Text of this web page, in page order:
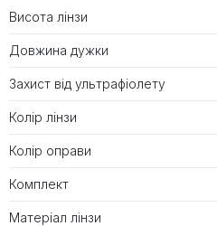
Висота лінзи
Довжина дужки
Захист від ультрафіолету
Колір лінзи
Колір оправи
Комплект
Матеріал лінзи